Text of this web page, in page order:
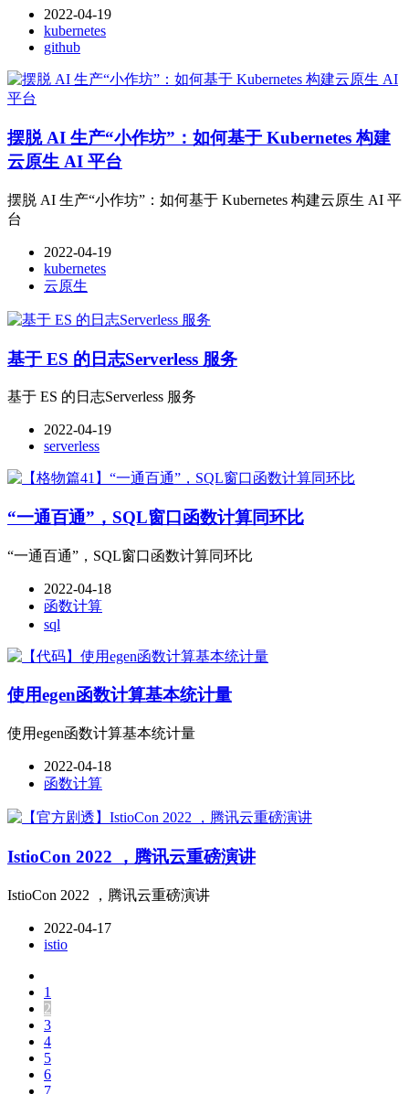
2022-04-19
kubernetes
github
摆脱 AI 生产“小作坊”：如何基于 Kubernetes 构建
云原生 AI 平台
摆脱 AI 生产“小作坊”：如何基于 Kubernetes 构建云原生 AI 平
台
2022-04-19
kubernetes
云原生
基于 ES 的日志Serverless 服务
基于 ES 的日志Serverless 服务
2022-04-19
serverless
“一通百通”，SQL窗口函数计算同环比
“一通百通”，SQL窗口函数计算同环比
2022-04-18
函数计算
sql
使用egen函数计算基本统计量
使用egen函数计算基本统计量
2022-04-18
函数计算
IstioCon 2022 ，腾讯云重磅演讲
IstioCon 2022 ，腾讯云重磅演讲
2022-04-17
istio
1
2
3
4
5
6
7